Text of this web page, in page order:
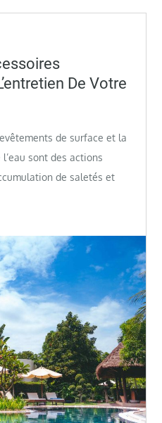
De Votre
de surface et la
sont des actions
de saletés et